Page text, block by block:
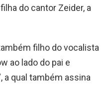
do cantor Zeider, a
filho do vocalista
ao lado do pai e
a qual também assina